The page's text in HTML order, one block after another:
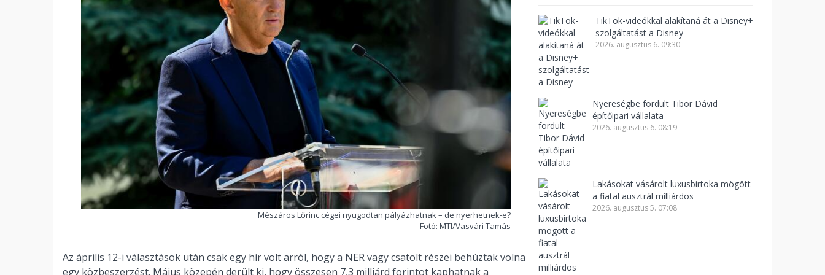
Mészáros Lőrinc cégei nyugodtan pályázhatnak – de nyerhetnek-e?
Fotó: MTI/Vasvári Tamás
Az április 12-i választások után csak egy hír volt arról, hogy a NER vagy csatolt részei behúztak volna
egy közbeszerzést. Május közepén derült ki, hogy összesen 7,3 milliárd forintot kaphatnak a
TikTok-videókkal alakítaná át a Disney+
szolgáltatást a Disney
2026. augusztus 6. 09:30
Nyereségbe fordult Tibor Dávid
építőipari vállalata
2026. augusztus 6. 08:19
Lakásokat vásárolt luxusbirtoka mögött
a fiatal ausztrál milliárdos
2026. augusztus 5. 07:08